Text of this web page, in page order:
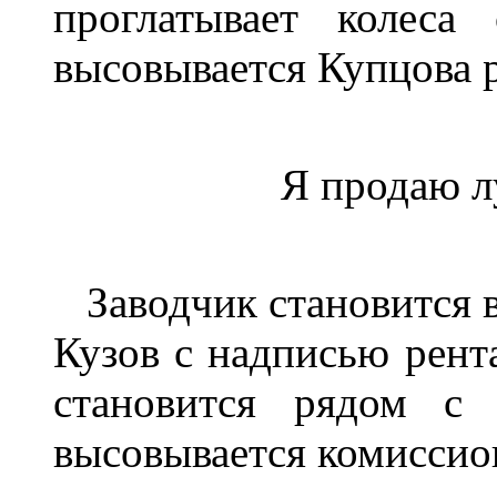
проглатывает
высовывается Купцова
Я продаю
Заводчик становится
Кузов с надписью
становится рядом с
высовывается